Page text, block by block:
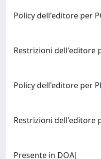
Policy dell'editore per
Restrizioni dell'editore
Policy dell'editore per
Restrizioni dell'editore
Presente in DOAJ